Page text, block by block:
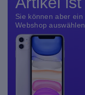
Sie können aber
Webshop auswählen